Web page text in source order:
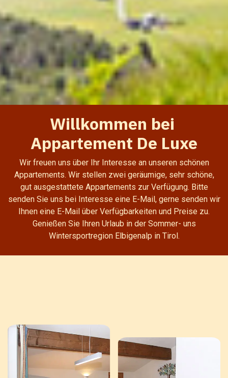
Willkommen bei
Appartement De Luxe
Wir freuen uns über Ihr Interesse an unseren schönen
Appartements. Wir stellen zwei geräumige, sehr schöne,
gut ausgestattete Appartements zur Verfügung. Bitte
senden Sie uns bei Interesse eine E-Mail, gerne senden wir
Ihnen eine E-Mail über Verfügbarkeiten und Preise zu.
Genießen Sie Ihren Urlaub in der Sommer- uns
Wintersportregion Elbigenalp in Tirol.